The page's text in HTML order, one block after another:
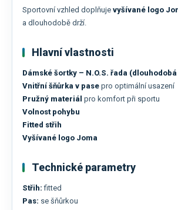
Sportovní vzhled doplňuje vyšívané logo
a dlouhodobě drží.
Hlavní vlastnosti
Dámské šortky – N.O.S. řada
Vnitřní šňůrka v pase pro optimální usazení
Pružný materiál pro komfort při sportu
Volnost pohybu
Fitted střih
Vyšívané logo Joma
Technické parametry
Střih: fitted
Pas: se šňůrkou